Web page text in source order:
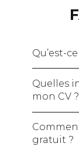
Qu’est-
Quelles
mon CV ?
Vos
gratuit ?